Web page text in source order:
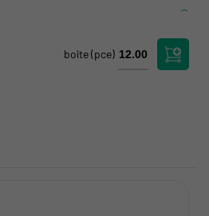
boîte(pce)